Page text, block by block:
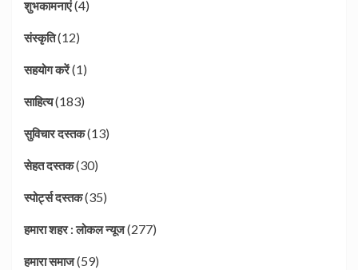
शुभकामनाएं(4)
संस्कृति(12)
सहयोग करें(1)
साहित्य(183)
सुविचार दस्तक(13)
सेहत दस्तक(30)
स्पोर्ट्स दस्तक(35)
हमारा शहर : लोकल न्यूज(277)
हमारा समाज(59)